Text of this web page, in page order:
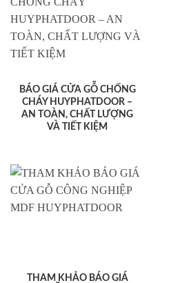
BÁO GIÁ CỬA GỖ CHỐNG
CHÁY HUYPHATDOOR –
AN TOÀN, CHẤT LƯỢNG
VÀ TIẾT KIỆM
THAM KHẢO BÁO GIÁ